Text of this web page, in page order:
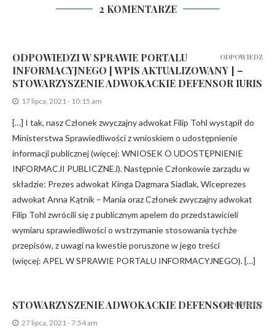
2 KOMENTARZE
ODPOWIEDZI W SPRAWIE PORTALU
INFORMACYJNEGO [ WPIS AKTUALIZOWANY ] –
STOWARZYSZENIE ADWOKACKIE DEFENSOR IURIS
17 lipca, 2021 - 10:15 am
[…] I tak, nasz Członek zwyczajny adwokat Filip Tohl wystąpił do
Ministerstwa Sprawiedliwości z wnioskiem o udostępnienie
informacji publicznej (więcej: WNIOSEK O UDOSTĘPNIENIE
INFORMACJI PUBLICZNEJ). Następnie Członkowie zarządu w
składzie: Prezes adwokat Kinga Dagmara Siadlak, Wiceprezes
adwokat Anna Kątnik – Mania oraz Członek zwyczajny adwokat
Filip Tohl zwrócili się z publicznym apelem do przedstawicieli
wymiaru sprawiedliwości o wstrzymanie stosowania tychże
przepisów, z uwagi na kwestie poruszone w jego treści
(więcej: APEL W SPRAWIE PORTALU INFORMACYJNEGO). […]
ODPOWIEDZ
STOWARZYSZENIE ADWOKACKIE DEFENSOR IURIS
27 lipca, 2021 - 7:54 am
ODPOWIEDZ